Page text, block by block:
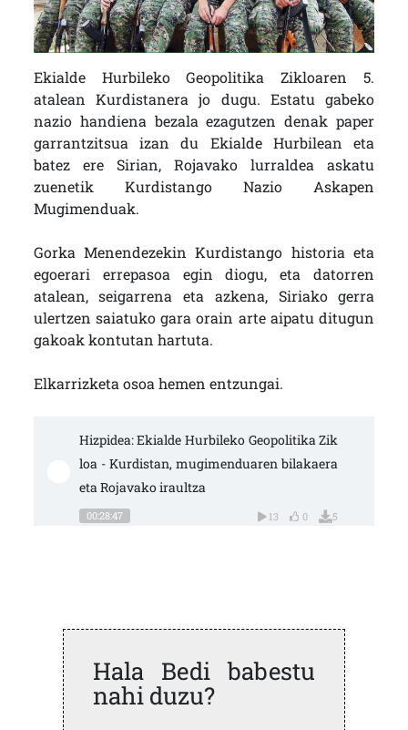
Ekialde Hurbileko Geopolitika Zikloaren 5.
atalean Kurdistanera jo dugu. Estatu gabeko
nazio handiena bezala ezagutzen denak paper
garrantzitsua izan du Ekialde Hurbilean eta
batez ere Sirian, Rojavako lurraldea askatu
zuenetik Kurdistango Nazio Askapen
Mugimenduak.
Gorka Menendezekin Kurdistango historia eta
egoerari errepasoa egin diogu, eta datorren
atalean, seigarrena eta azkena, Siriako gerra
ulertzen saiatuko gara orain arte aipatu ditugun
gakoak kontutan hartuta.
Elkarrizketa osoa hemen entzungai.
Hizpidea: Ekialde Hurbileko Geopolitika Zik
loa - Kurdistan, mugimenduaren bilakaera
eta Rojavako iraultza
00:28:47 13 0 5
Hala Bedi babestu
nahi duzu?